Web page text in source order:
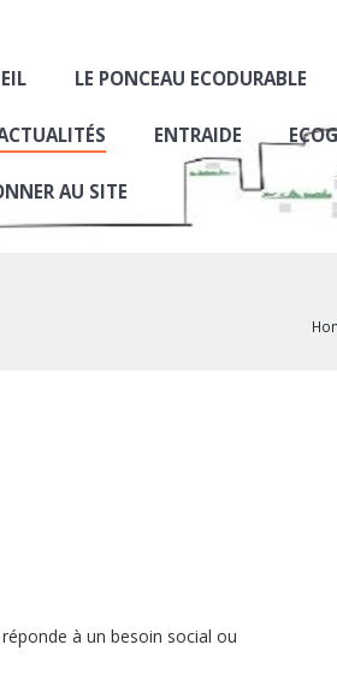
LE PONCEAU ECODURABLE
ENTRAIDE
AU SITE
à un besoin social ou